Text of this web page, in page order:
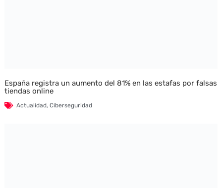
España registra un aumento del 81% en las estafas por falsas
tiendas online
Actualidad, Ciberseguridad